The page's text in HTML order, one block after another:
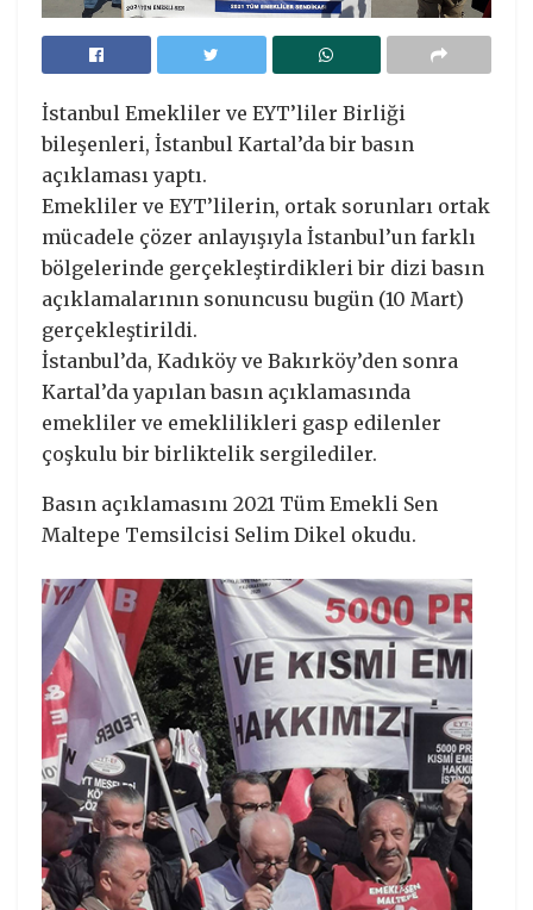
İstanbul Emekliler ve EYT’liler Birliği
bileşenleri, İstanbul Kartal’da bir basın
açıklaması yaptı.
Emekliler ve EYT’lilerin, ortak sorunları ortak
mücadele çözer anlayışıyla İstanbul’un farklı
bölgelerinde gerçekleştirdikleri bir dizi basın
açıklamalarının sonuncusu bugün (10 Mart)
gerçekleştirildi.
İstanbul’da, Kadıköy ve Bakırköy’den sonra
Kartal’da yapılan basın açıklamasında
emekliler ve emeklilikleri gasp edilenler
çoşkulu bir birliktelik sergilediler.
Basın açıklamasını 2021 Tüm Emekli Sen
Maltepe Temsilcisi Selim Dikel okudu.